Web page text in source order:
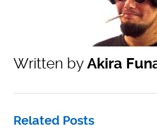
Written byAkira
Related Posts